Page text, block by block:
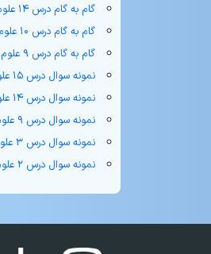
گام به گام درس ۱۴ علوم تجربی هشتم - جواب بخش های...
گام به گام درس ۱۰ علوم تجربی هشتم - جواب بخش های...
گام به گام درس ۹ علوم تجربی هشتم - جواب بخش های ...
نمونه سوال درس ۱۵ علوم تجربی هشتم - سوالات امتحا...
نمونه سوال درس ۱۴ علوم تجربی هشتم - سوالات امتحا...
نمونه سوال درس ۹ علوم تجربی هشتم - سوالات امتحان...
نمونه سوال درس ۳ علوم تجربی هشتم - سوالات امتحان...
نمونه سوال درس ۲ علوم تجربی هشتم - سوالات امتحان...